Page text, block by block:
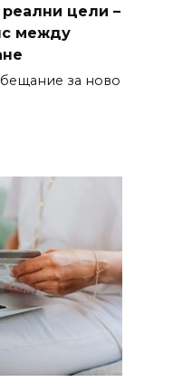
цели –
между
за ново